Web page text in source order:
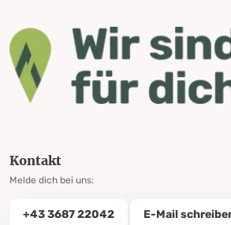
Kontakt
Melde dich bei uns:
+43 3687 22042 E-Mail